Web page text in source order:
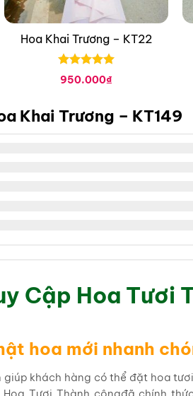
Hoa Khai Trương – KT22
Được xếp
hạng0 5
950.000₫
Khai Trương – KT149
Cập Hoa Tươi
hoa mới nhanh
giúp khách hàng có thể đặt hoa